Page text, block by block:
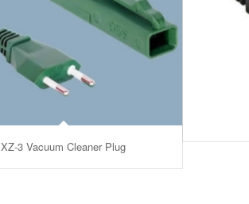
XZ-3 Vacuum Cleaner Plug